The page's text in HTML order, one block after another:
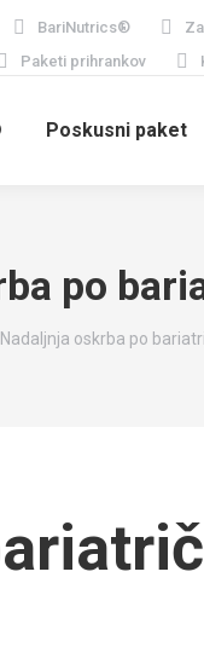
BariNutrics®
Paketi prihrankov
Poskusni paket
po
Nadaljnja oskrba po